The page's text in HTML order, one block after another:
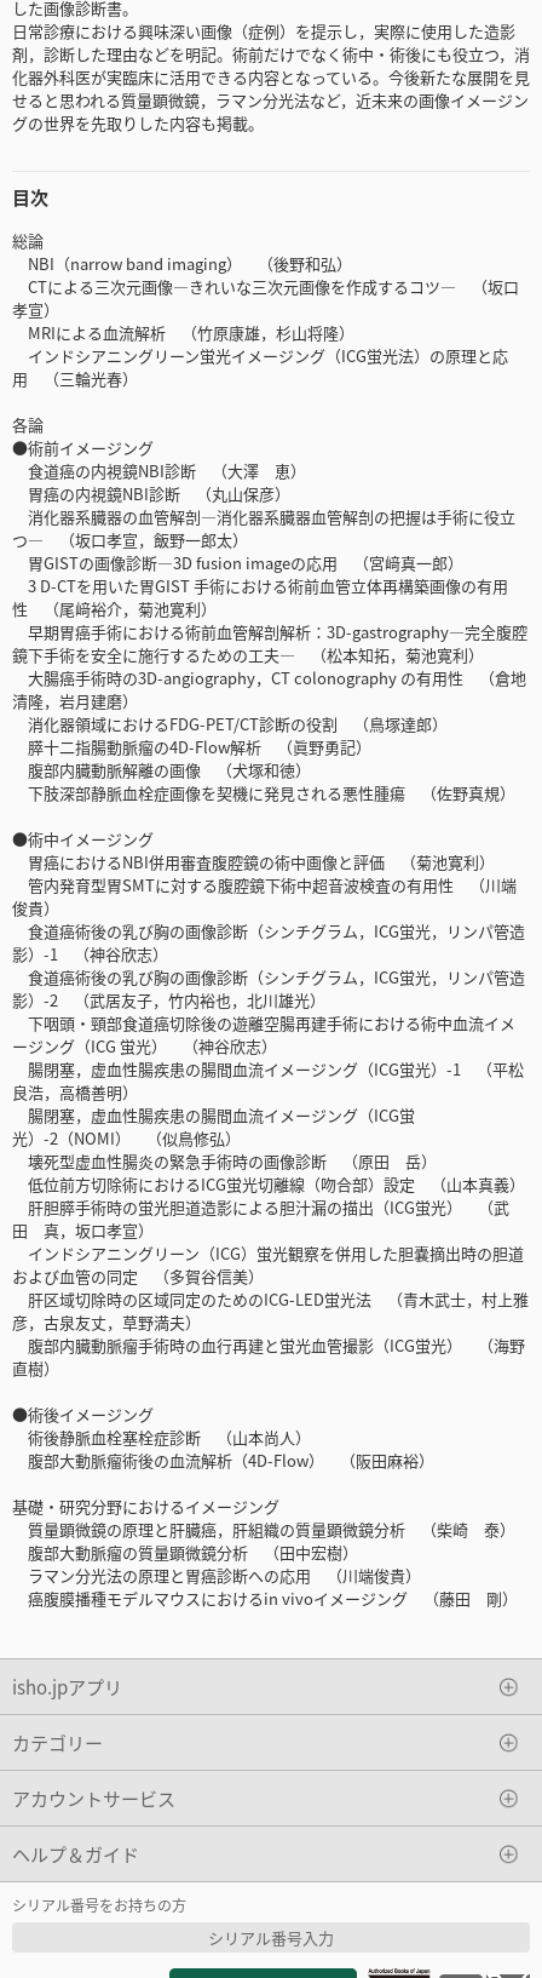
した画像診断書。
日常診療における興味深い画像（症例）を提示し，実際に使用した造影
剤，診断した理由などを明記。術前だけでなく術中・術後にも役立つ，消
化器外科医が実臨床に活用できる内容となっている。今後新たな展開を見
せると思われる質量顕微鏡，ラマン分光法など，近未来の画像イメージン
グの世界を先取りした内容も掲載。
目次
総論
NBI（narrow band imaging） （後野和弘）
CTによる三次元画像―きれいな三次元画像を作成するコツ― （坂口
孝宣）
MRIによる血流解析 （竹原康雄，杉山将隆）
インドシアニングリーン蛍光イメージング（ICG蛍光法）の原理と応
用 （三輪光春）
各論
●術前イメージング
食道癌の内視鏡NBI診断 （大澤 恵）
胃癌の内視鏡NBI診断 （丸山保彦）
消化器系臓器の血管解剖―消化器系臓器血管解剖の把握は手術に役立
つ― （坂口孝宣，飯野一郎太）
胃GISTの画像診断―3D fusion imageの応用 （宮﨑真一郎）
3 D-CTを用いた胃GIST 手術における術前血管立体再構築画像の有用
性 （尾﨑裕介，菊池寛利）
早期胃癌手術における術前血管解剖解析：3D-gastrography―完全腹腔
鏡下手術を安全に施行するための工夫― （松本知拓，菊池寛利）
大腸癌手術時の3D-angiography，CT colonography の有用性 （倉地
清隆，岩月建磨）
消化器領域におけるFDG-PET/CT診断の役割 （鳥塚達郎）
膵十二指腸動脈瘤の4D-Flow解析 （眞野勇記）
腹部内臓動脈解離の画像 （犬塚和徳）
下肢深部静脈血栓症画像を契機に発見される悪性腫瘍 （佐野真規）
●術中イメージング
胃癌におけるNBI併用審査腹腔鏡の術中画像と評価 （菊池寛利）
管内発育型胃SMTに対する腹腔鏡下術中超音波検査の有用性 （川端
俊貴）
食道癌術後の乳び胸の画像診断（シンチグラム，ICG蛍光，リンパ管造
影）-1 （神谷欣志）
食道癌術後の乳び胸の画像診断（シンチグラム，ICG蛍光，リンパ管造
影）-2 （武居友子，竹内裕也，北川雄光）
下咽頭・頸部食道癌切除後の遊離空腸再建手術における術中血流イメ
ージング（ICG 蛍光） （神谷欣志）
腸閉塞，虚血性腸疾患の腸間血流イメージング（ICG蛍光）-1 （平松
良浩，高橋善明）
腸閉塞，虚血性腸疾患の腸間血流イメージング（ICG蛍
光）-2（NOMI） （似鳥修弘）
壊死型虚血性腸炎の緊急手術時の画像診断 （原田 岳）
低位前方切除術におけるICG蛍光切離線（吻合部）設定 （山本真義）
肝胆膵手術時の蛍光胆道造影による胆汁漏の描出（ICG蛍光） （武
田 真，坂口孝宣）
インドシアニングリーン（ICG）蛍光観察を併用した胆嚢摘出時の胆道
および血管の同定 （多賀谷信美）
肝区域切除時の区域同定のためのICG-LED蛍光法 （青木武士，村上雅
彦，古泉友丈，草野満夫）
腹部内臓動脈瘤手術時の血行再建と蛍光血管撮影（ICG蛍光） （海野
直樹）
●術後イメージング
術後静脈血栓塞栓症診断 （山本尚人）
腹部大動脈瘤術後の血流解析（4D-Flow） （阪田麻裕）
基礎・研究分野におけるイメージング
質量顕微鏡の原理と肝臓癌，肝組織の質量顕微鏡分析 （柴崎 泰）
腹部大動脈瘤の質量顕微鏡分析 （田中宏樹）
ラマン分光法の原理と胃癌診断への応用 （川端俊貴）
癌腹膜播種モデルマウスにおけるin vivoイメージング （藤田 剛）
isho.jpアプリ
カテゴリー
アカウントサービス
ヘルプ＆ガイド
シリアル番号をお持ちの方
シリアル番号入力